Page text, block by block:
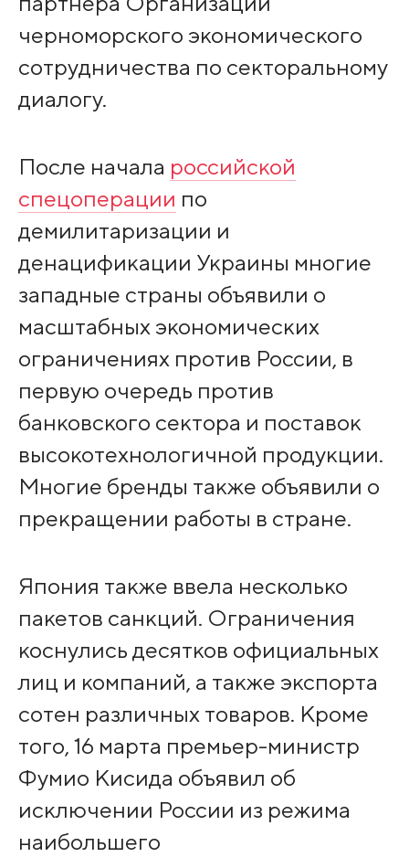
черноморского экономического
сотрудничества по секторальному
диалогу.
После начала российской
спецоперации по
демилитаризации и
денацификации Украины многие
западные страны объявили о
масштабных экономических
ограничениях против России, в
первую очередь против
банковского сектора и поставок
высокотехнологичной продукции.
Многие бренды также объявили о
прекращении работы в стране.
Япония также ввела несколько
пакетов санкций. Ограничения
коснулись десятков официальных
лиц и компаний, а также экспорта
сотен различных товаров. Кроме
того, 16 марта премьер-министр
Фумио Кисида объявил об
исключении России из режима
наибольшего